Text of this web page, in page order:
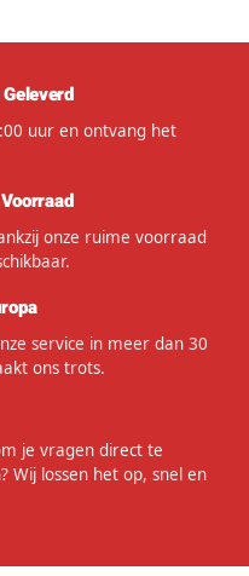
uur en ontvang het
onze ruime voorraad
service in meer dan 30
ons trots.
je vragen direct te
Wij lossen het op, snel en